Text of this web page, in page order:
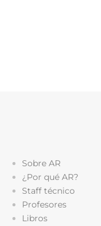
Sobre AR
¿Por qué AR?
Staff técnico
Profesores
Libros